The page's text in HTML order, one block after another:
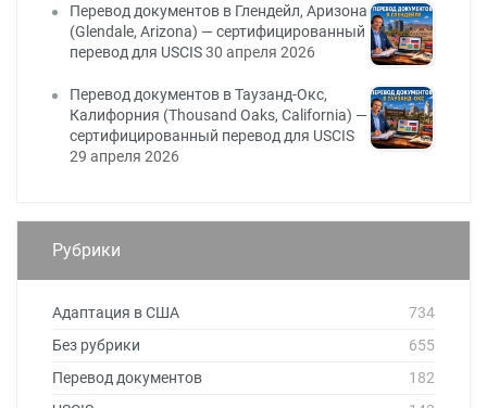
Перевод документов в Глендейл, Аризона
(Glendale, Arizona) — сертифицированный
перевод для USCIS30 апреля 2026
Перевод документов в Таузанд-Окс,
Калифорния (Thousand Oaks, California) —
сертифицированный перевод для USCIS
29 апреля 2026
Рубрики
Адаптация в США
734
Без рубрики
655
Перевод документов
182